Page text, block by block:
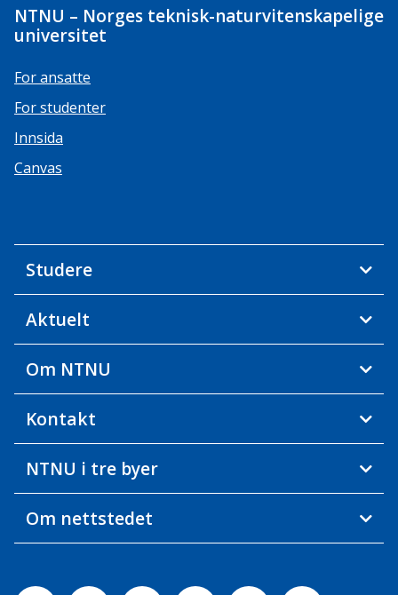
NTNU – Norges teknisk-naturvitenskapelige
universitet
For ansatte
For studenter
Innsida
Canvas
Studere
Aktuelt
Om NTNU
Kontakt
NTNU i tre byer
Om nettstedet